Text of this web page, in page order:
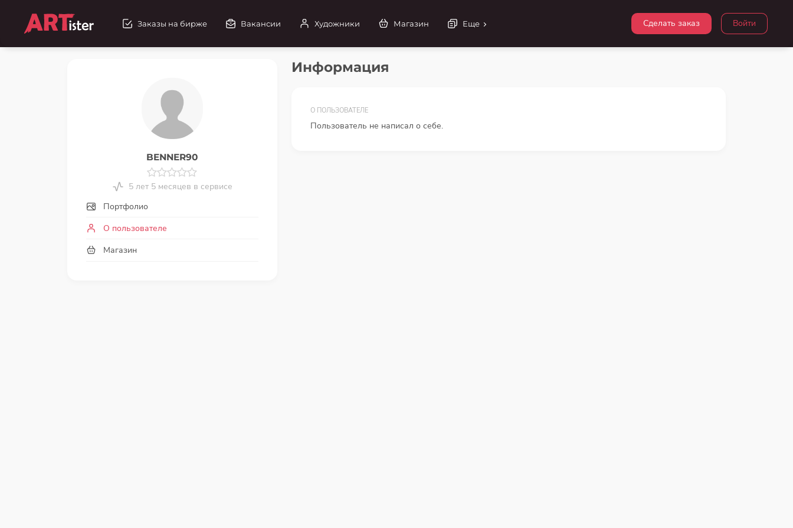
Войти
Сделать заказ
Заказы на бирже Вакансии Художники Магазин Еще
BENNER90
5 лет 5 месяцев в сервисе
Портфолио
О пользователе
Магазин
Информация
О ПОЛЬЗОВАТЕЛЕ
Пользователь не написал о себе.